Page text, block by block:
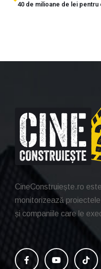
CineConstruiește.ro
monitorizează
și companiile care le